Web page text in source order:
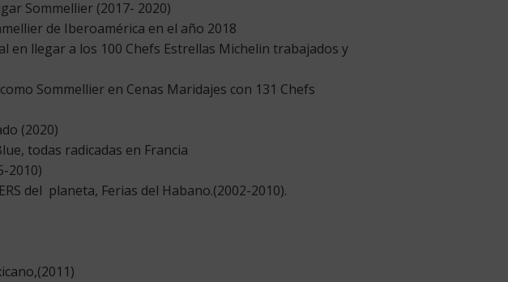
Sommellier (2017- 2020)
de Iberoamérica en el año 2018
en llegar a los 100 Chefs Estrellas Michelin trabajados y
Sommellier en Cenas Maridajes con 131 Chefs
(2020)
todas radicadas en Francia
2010)
del planeta, Ferias del Habano.(2002-2010).